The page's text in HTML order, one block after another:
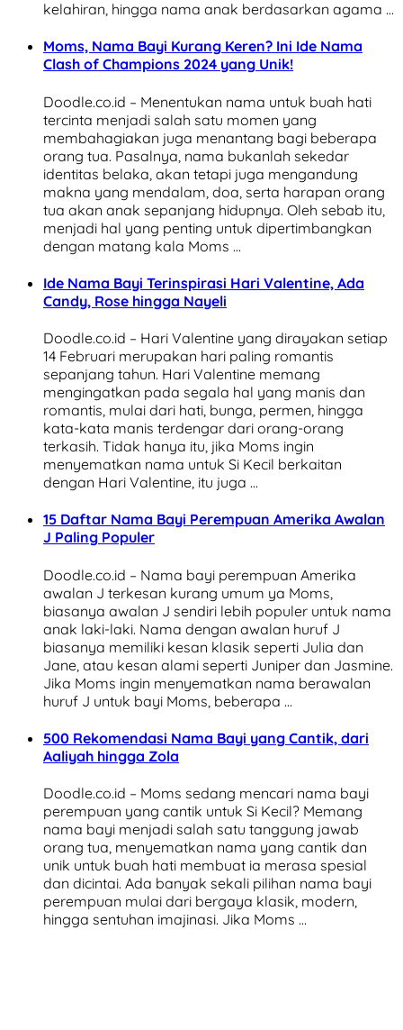
kelahiran, hingga nama anak berdasarkan agama …
Moms, Nama Bayi Kurang Keren? Ini Ide Nama
Clash of Champions 2024 yang Unik!
Doodle.co.id – Menentukan nama untuk buah hati
tercinta menjadi salah satu momen yang
membahagiakan juga menantang bagi beberapa
orang tua. Pasalnya, nama bukanlah sekedar
identitas belaka, akan tetapi juga mengandung
makna yang mendalam, doa, serta harapan orang
tua akan anak sepanjang hidupnya. Oleh sebab itu,
menjadi hal yang penting untuk dipertimbangkan
dengan matang kala Moms …
Ide Nama Bayi Terinspirasi Hari Valentine, Ada
Candy, Rose hingga Nayeli
Doodle.co.id – Hari Valentine yang dirayakan setiap
14 Februari merupakan hari paling romantis
sepanjang tahun. Hari Valentine memang
mengingatkan pada segala hal yang manis dan
romantis, mulai dari hati, bunga, permen, hingga
kata-kata manis terdengar dari orang-orang
terkasih. Tidak hanya itu, jika Moms ingin
menyematkan nama untuk Si Kecil berkaitan
dengan Hari Valentine, itu juga …
15 Daftar Nama Bayi Perempuan Amerika Awalan
J Paling Populer
Doodle.co.id – Nama bayi perempuan Amerika
awalan J terkesan kurang umum ya Moms,
biasanya awalan J sendiri lebih populer untuk nama
anak laki-laki. Nama dengan awalan huruf J
biasanya memiliki kesan klasik seperti Julia dan
Jane, atau kesan alami seperti Juniper dan Jasmine.
Jika Moms ingin menyematkan nama berawalan
huruf J untuk bayi Moms, beberapa …
500 Rekomendasi Nama Bayi yang Cantik, dari
Aaliyah hingga Zola
Doodle.co.id – Moms sedang mencari nama bayi
perempuan yang cantik untuk Si Kecil? Memang
nama bayi menjadi salah satu tanggung jawab
orang tua, menyematkan nama yang cantik dan
unik untuk buah hati membuat ia merasa spesial
dan dicintai. Ada banyak sekali pilihan nama bayi
perempuan mulai dari bergaya klasik, modern,
hingga sentuhan imajinasi. Jika Moms …